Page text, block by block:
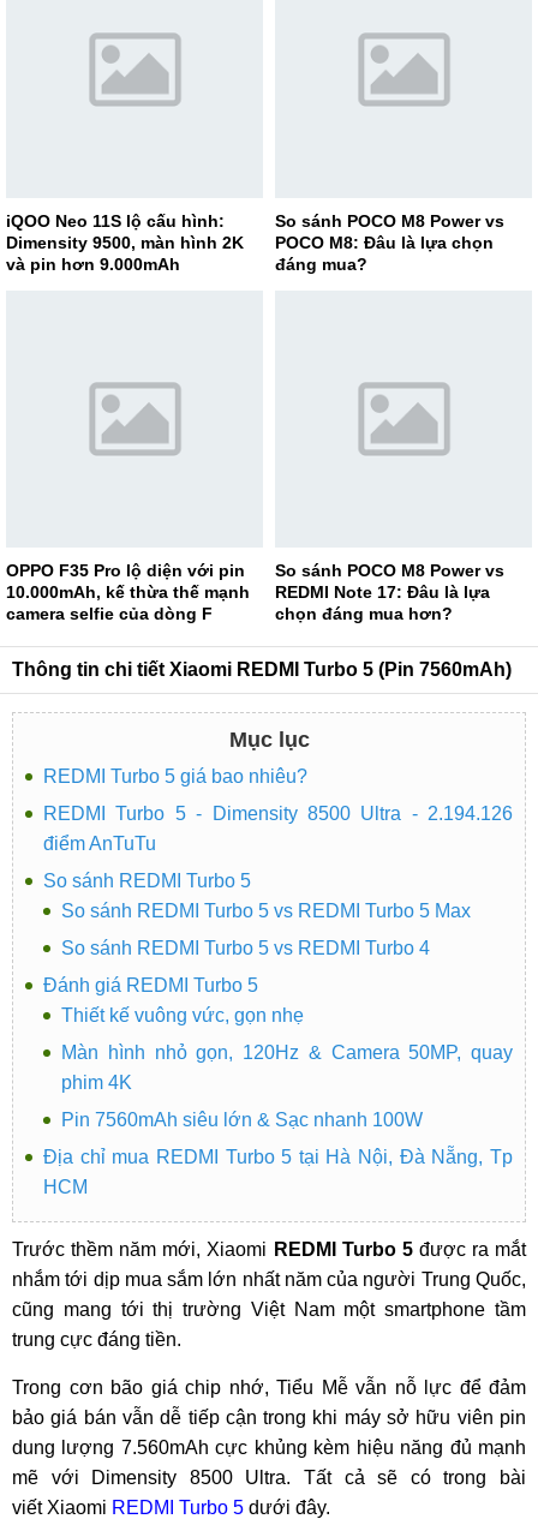
iQOO Neo 11S lộ cấu hình:
Dimensity 9500, màn hình 2K
và pin hơn 9.000mAh
So sánh POCO M8 Power vs
POCO M8: Đâu là lựa chọn
đáng mua?
OPPO F35 Pro lộ diện với pin
10.000mAh, kế thừa thế mạnh
camera selfie của dòng F
So sánh POCO M8 Power vs
REDMI Note 17: Đâu là lựa
chọn đáng mua hơn?
Thông tin chi tiết Xiaomi REDMI Turbo 5 (Pin 7560mAh)
Mục lục
REDMI Turbo 5 giá bao nhiêu?
REDMI Turbo 5 - Dimensity 8500 Ultra - 2.194.126
điểm AnTuTu
So sánh REDMI Turbo 5
So sánh REDMI Turbo 5 vs REDMI Turbo 5 Max
So sánh REDMI Turbo 5 vs REDMI Turbo 4
Đánh giá REDMI Turbo 5
Thiết kế vuông vức, gọn nhẹ
Màn hình nhỏ gọn, 120Hz & Camera 50MP, quay
phim 4K
Pin 7560mAh siêu lớn & Sạc nhanh 100W
Địa chỉ mua REDMI Turbo 5 tại Hà Nội, Đà Nẵng, Tp
HCM
Trước thềm năm mới, Xiaomi REDMI Turbo 5được ra mắt
nhắm tới dịp mua sắm lớn nhất năm của người Trung Quốc,
cũng mang tới thị trường Việt Nam một smartphone tầm
trung cực đáng tiền.
Trong cơn bão giá chip nhớ, Tiểu Mễ vẫn nỗ lực để đảm
bảo giá bán vẫn dễ tiếp cận trong khi máy sở hữu viên pin
dung lượng 7.560mAh cực khủng kèm hiệu năng đủ mạnh
mẽ với Dimensity 8500 Ultra. Tất cả sẽ có trong bài
viết Xiaomi REDMI Turbo 5 dưới đây.